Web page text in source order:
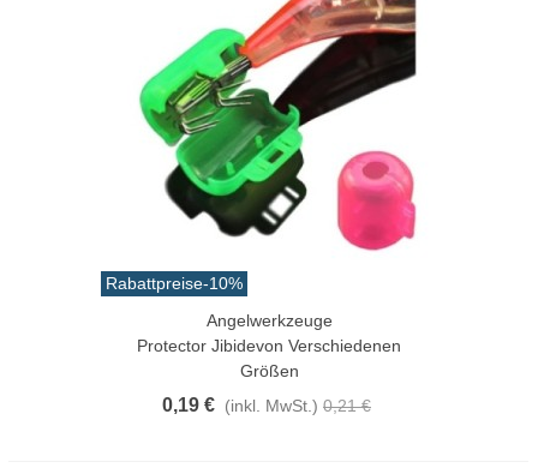
Rabattpreise-10%
Angelwerkzeuge
Protector Jibidevon Verschiedenen
Größen
0,19 € (inkl. MwSt.) 0,21 €